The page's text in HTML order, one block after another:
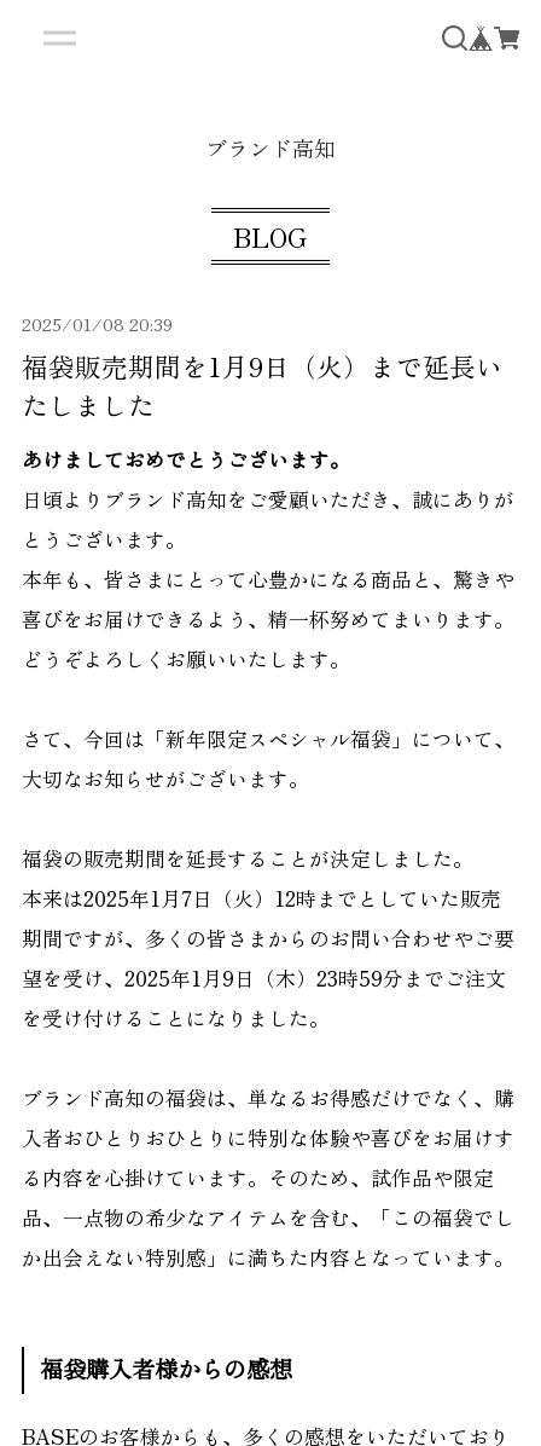
ブランド高知
BLOG
福袋販売期間を1月9日（火）まで延長い
たしました
2025/01/08 20:39
あけましておめでとうございます。
日頃よりブランド高知をご愛顧いただき、誠にありが
とうございます。
本年も、皆さまにとって心豊かになる商品と、驚きや
喜びをお届けできるよう、精一杯努めてまいります。
どうぞよろしくお願いいたします。
さて、今回は「新年限定スペシャル福袋」について、
大切なお知らせがございます。
福袋の販売期間を延長することが決定しました。
本来は2025年1月7日（火）12時までとしていた販売
期間ですが、多くの皆さまからのお問い合わせやご要
望を受け、2025年1月9日（木）23時59分までご注文
を受け付けることになりました。
ブランド高知の福袋は、単なるお得感だけでなく、購
入者おひとりおひとりに特別な体験や喜びをお届けす
る内容を心掛けています。そのため、試作品や限定
品、一点物の希少なアイテムを含む、「この福袋でし
か出会えない特別感」に満ちた内容となっています。
福袋購入者様からの感想
BASEのお客様からも、多くの感想をいただいており